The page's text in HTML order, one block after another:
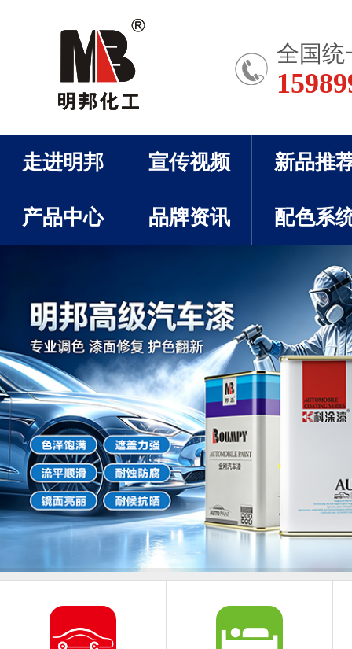
全国统
走进明邦 宣传视频 新品推
产品中心 品牌资讯 配色系